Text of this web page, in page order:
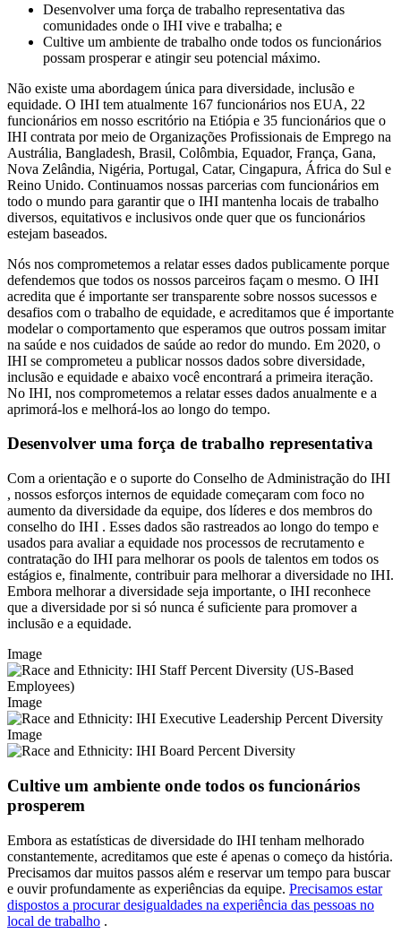
Desenvolver uma força de trabalho representativa das
comunidades onde o IHI vive e trabalha; e
Cultive um ambiente de trabalho onde todos os funcionários
possam prosperar e atingir seu potencial máximo.
Não existe uma abordagem única para diversidade, inclusão e
equidade. O IHI tem atualmente 167 funcionários nos EUA, 22
funcionários em nosso escritório na Etiópia e 35 funcionários que o
IHI contrata por meio de Organizações Profissionais de Emprego na
Austrália, Bangladesh, Brasil, Colômbia, Equador, França, Gana,
Nova Zelândia, Nigéria, Portugal, Catar, Cingapura, África do Sul e
Reino Unido. Continuamos nossas parcerias com funcionários em
todo o mundo para garantir que o IHI mantenha locais de trabalho
diversos, equitativos e inclusivos onde quer que os funcionários
estejam baseados.
Nós nos comprometemos a relatar esses dados publicamente porque
defendemos que todos os nossos parceiros façam o mesmo. O IHI
acredita que é importante ser transparente sobre nossos sucessos e
desafios com o trabalho de equidade, e acreditamos que é importante
modelar o comportamento que esperamos que outros possam imitar
na saúde e nos cuidados de saúde ao redor do mundo. Em 2020, o
IHI se comprometeu a publicar nossos dados sobre diversidade,
inclusão e equidade e abaixo você encontrará a primeira iteração.
No IHI, nos comprometemos a relatar esses dados anualmente e a
aprimorá-los e melhorá-los ao longo do tempo.
Desenvolver uma força de trabalho representativa
Com a orientação e o suporte do Conselho de Administração do IHI
, nossos esforços internos de equidade começaram com foco no
aumento da diversidade da equipe, dos líderes e dos membros do
conselho do IHI . Esses dados são rastreados ao longo do tempo e
usados ​​para avaliar a equidade nos processos de recrutamento e
contratação do IHI para melhorar os pools de talentos em todos os
estágios e, finalmente, contribuir para melhorar a diversidade no IHI.
Embora melhorar a diversidade seja importante, o IHI reconhece
que a diversidade por si só nunca é suficiente para promover a
inclusão e a equidade.
Image
Image
Image
Cultive um ambiente onde todos os funcionários
prosperem
Embora as estatísticas de diversidade do IHI tenham melhorado
constantemente, acreditamos que este é apenas o começo da história.
Precisamos dar muitos passos além e reservar um tempo para buscar
e ouvir profundamente as experiências da equipe. Precisamos estar
dispostos a procurar desigualdades na experiência das pessoas no
local de trabalho .